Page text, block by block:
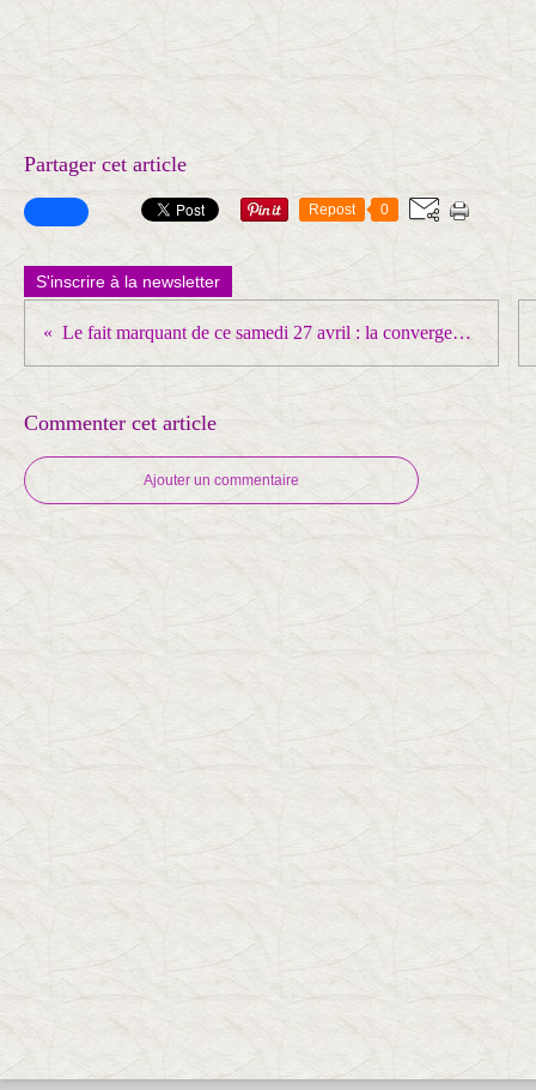
Partager cet article
Repost 0
S'inscrire à la newsletter
Le fait marquant de ce samedi 27 avril : la convergence Gilets jaunes / CGT
Commenter cet article
Ajouter un commentaire